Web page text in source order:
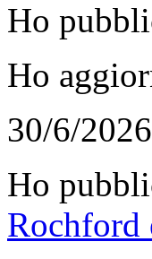
Ho
Ho
30/6/2026
Ho
Rochford